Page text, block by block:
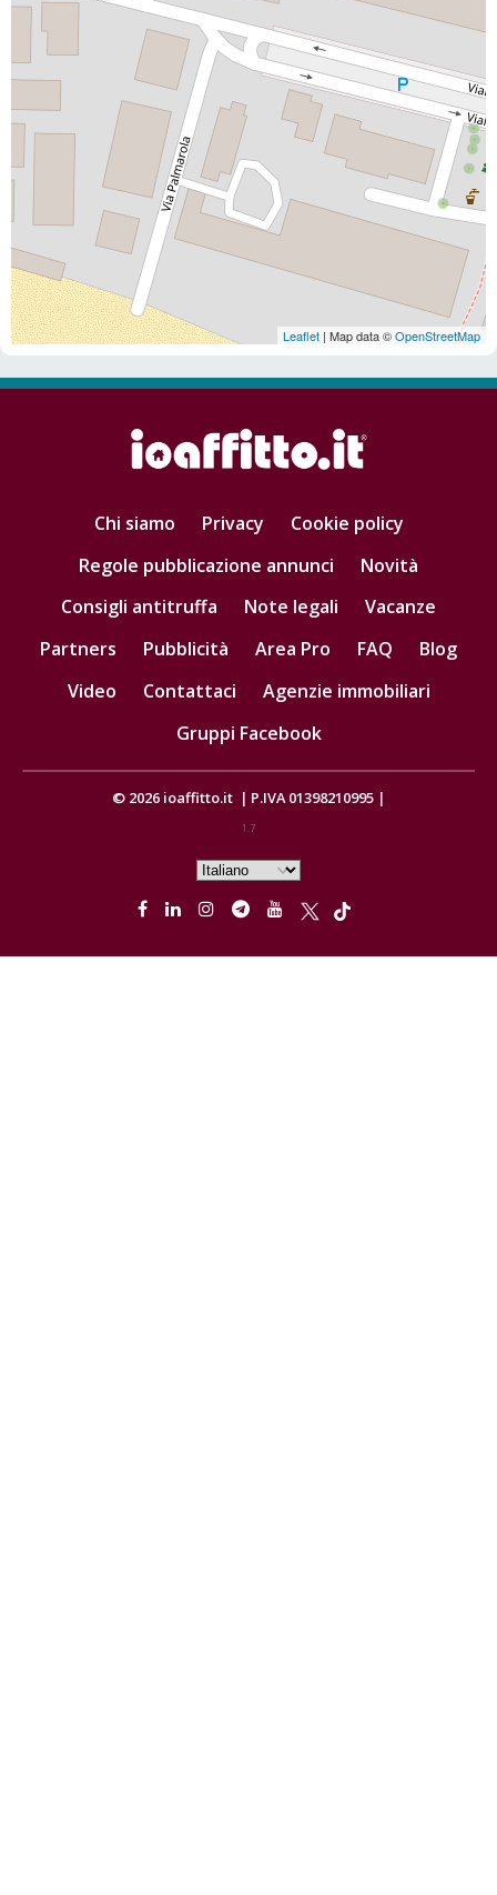
Leaflet | Map data ©OpenStreetMap
Chi siamo Privacy
Cookie policy
Regole pubblicazione annunci
Novità
Consigli antitruffa
Note legali
Vacanze
Partners
Pubblicità Area Pro FAQ
Blog
Video
Contattaci
Agenzie immobiliari
Gruppi Facebook
© 2026 ioaffitto.it | P.IVA 01398210995 |
1.7